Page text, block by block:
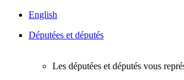
English
Députées et députés
Les députées et députés vous